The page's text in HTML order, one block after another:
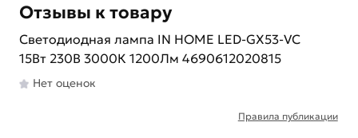
Отзывы к товару
Светодиодная лампа IN HOME LED-GX53-VC
15Вт 230В 3000К 1200Лм 4690612020815
Нет оценок
Правила публикации